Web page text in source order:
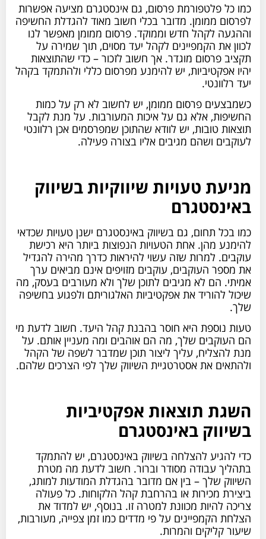
כמו כל פלטפורמת פרסום, גם אינסטגרם מציעה אפשרות
לפרסום ממומן. מדובר בכלי חשוב מאוד להגדלת החשיפה
וההגעה לקהל חדש וממוקד. פרסום ממומן מאפשר לנו
לכוון את הקמפיינים לקהל יעד מסוים, תוך שמירה על
תקציב פרסום מוגדר. אך חשוב לזכור – כדי שהתוצאות
יהיו אפקטיביות, יש להימנע מפרסום כללי ולהתמקד בקהל
יעד רלוונטי.
כשמבצעים פרסום ממומן, יש לחשוב לא רק על כמות
החשיפות, אלא גם על איכות המעורבות. על מנת לקבל
תוצאות טובות, יש לוודא שהתוכן שמפרסמים אכן רלוונטי
לעוקבים ושהם מגיבים אליו בצורה פעילה.
מניעת טעויות שיווקיות בשיווק
באינסטגרם
כמו בכל תחום, גם בשיווק באינסטגרם ישנן טעויות שכדאי
להימנע מהן. אחת הטעויות הנפוצות ביותר היא רכישת
עוקבים. למרות שזה עשוי להיראות כדרך מהירה להגדיל
את מספר העוקבים, עוקבים מזויפים אינם מביאים ערך
אמיתי. הם לא מגיבים לתוכן שלך ולא מעורבים בעסק, מה
שיכול להוריד את אפקטיביות האלגוריתם ולפגוע בחשיפה
שלך.
טעות נוספת היא חוסר בהבנת קהל היעד. חשוב לדעת מי
הם העוקבים שלך, מה הם אוהבים ומה מעניין אותם. על
מנת להצליח, עליך ליצור תוכן שמדבר לשפה של הקהל
ולהתאים את אסטרטגיית השיווק שלך לפי הצרכים שלהם.
השגת תוצאות אפקטיביות
בשיווק באינסטגרם
כדי להגיע להצלחה בשיווק באינסטגרם, יש להתמקד
בתהליך עבודה מסודר וברור. חשוב לדעת מה מטרת
השיווק שלך – בין אם מדובר בהגדלת המודעות למותג,
ביצירת מכירות או בהרחבת קהל הלקוחות. כל פעולה
צריכה להיות מכוונת למטרה זו. בנוסף, יש למדוד את
הצלחת הקמפיינים על פי מדדים כמו זמן צפייה, מעורבות,
שיעור קליקים והמרות.